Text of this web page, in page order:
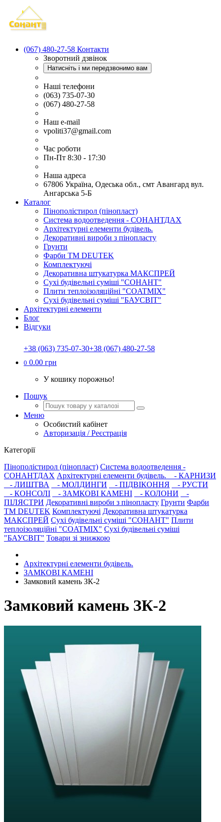
(067) 480-27-58 Контакти
Зворотний дзвінок
Натисніть і ми передзвонимо вам
Наші телефони
(063) 735-07-30
(067) 480-27-58
Наш e-mail
vpoliti37@gmail.com
Час роботи
Пн-Пт 8:30 - 17:30
Наша адреса
67806 Україна, Одеська обл., смт Авангард вул.
Ангарська 5-Б
Каталог
Пінополістирол (пінопласт)
Система водоотведення - СОНАНТДАХ
Архітектурні елементи будівель.
Декоративні вироби з пінопласту
Грунти
Фарби ТМ DEUTEK
Комплектуючі
Декоративна штукатурка МАКСПРЕЙ
Сухі будівельні суміші "СОНАНТ"
Плити теплоізоляційні "COATMIX"
Сухі будівельні суміші "БАУСВІТ"
Архітектурні елементи
Блог
Відгуки
+38 (063) 735-07-30+38 (067) 480-27-58
0 0.00 грн
У кошику порожньо!
Пошук
Меню
Особистий кабінет
Авторизація / Реєстрація
Категорії
Пінополістирол (пінопласт) Система водоотведення -
СОНАНТДАХ Архітектурні елементи будівель.
- КАРНИЗИ
- ЛИШТВА
- МОЛДИНГИ - ПІДВІКОННЯ
- РУСТИ
- КОНСОЛІ
- ЗАМКОВІ КАМЕНІ - КОЛОНИ
-
ПІЛЯСТРИ Декоративні вироби з пінопласту Грунти Фарби
ТМ DEUTEK Комплектуючі Декоративна штукатурка
МАКСПРЕЙ Сухі будівельні суміші "СОНАНТ" Плити
теплоізоляційні "COATMIX" Сухі будівельні суміші
"БАУСВІТ" Товари зі знижкою
Архітектурні елементи будівель.
ЗАМКОВІ КАМЕНІ
Замковий камень ЗК-2
Замковий камень ЗК-2